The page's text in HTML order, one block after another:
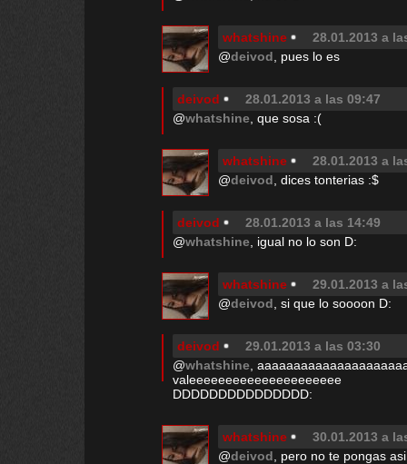
whatshine
28.01.2013 a
@deivod , pues lo es
deivod
28.01.2013 a las 09:47
@whatshine , que sosa :(
whatshine
28.01.2013 a
@deivod , dices tonterias :$
deivod
28.01.2013 a las 14:49
@whatshine , igual no lo son D:
whatshine
29.01.2013 a
@deivod , si que lo soooon D:
deivod
29.01.2013 a las 03:30
@whatshine ,
valeeeeeeeeeeeeeeeeeeeee
DDDDDDDDDDDDDDD:
whatshine
30.01.2013 a
@deivod , pero no te pongas